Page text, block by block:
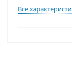
Все